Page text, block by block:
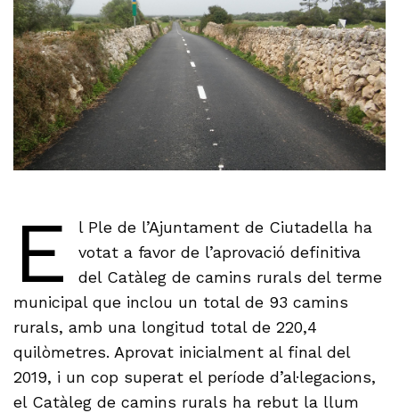
E
l Ple de l’Ajuntament de Ciutadella ha
votat a favor de l’aprovació definitiva
del Catàleg de camins rurals del terme
municipal que inclou un total de 93 camins
rurals, amb una longitud total de 220,4
quilòmetres. Aprovat inicialment al final del
2019, i un cop superat el període d’al·legacions,
el Catàleg de camins rurals ha rebut la llum